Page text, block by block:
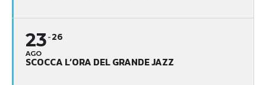
23
AGO
26
SCOCCA L’ORA DEL GRANDE JAZZ